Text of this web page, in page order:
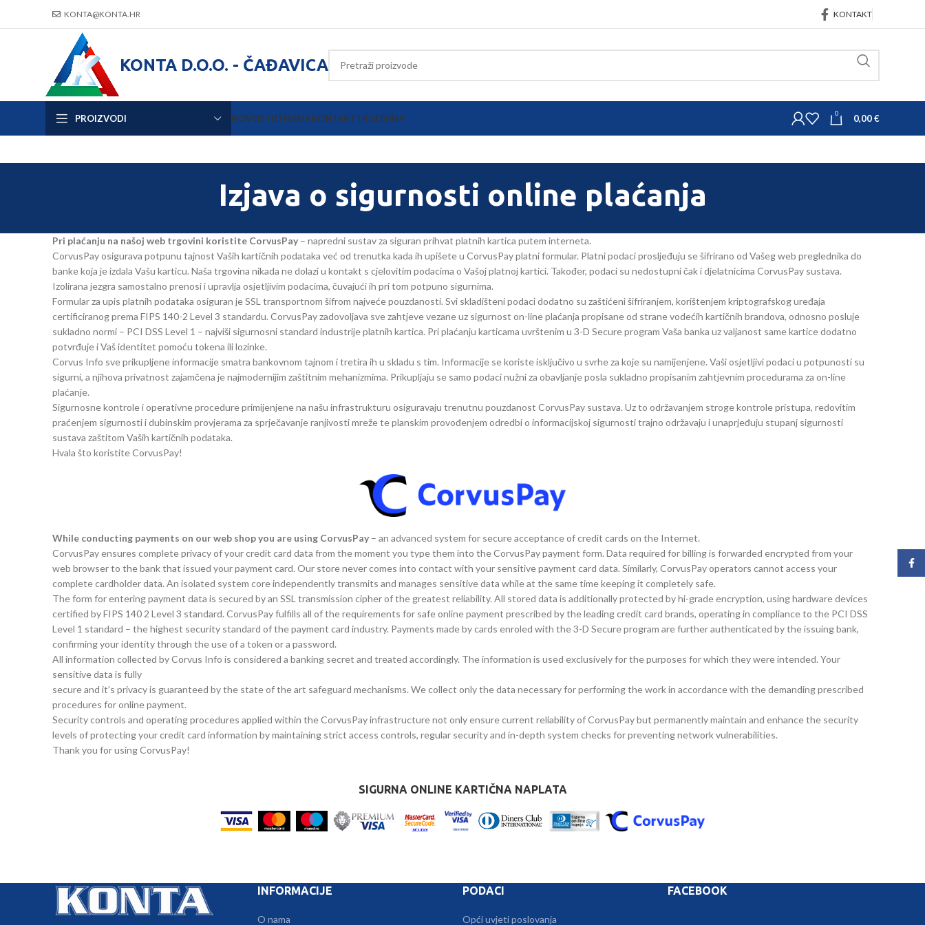
KONTA@KONTA.HR KONTAKT
KONTA D.O.O. - ČAĐAVICA
PROIZVODI NOVOSTIO NAMAKONTAKTTRGOVINA 0 0,00€
Izjava o sigurnosti online plaćanja
Pri plaćanju na našoj web trgovini koristite CorvusPay – napredni sustav za siguran prihvat platnih kartica putem interneta.
CorvusPay osigurava potpunu tajnost Vaših kartičnih podataka već od trenutka kada ih upišete u CorvusPay platni formular. Platni podaci prosljeđuju se šifrirano od Vašeg web preglednika do
banke koja je izdala Vašu karticu. Naša trgovina nikada ne dolazi u kontakt s cjelovitim podacima o Vašoj platnoj kartici. Također, podaci su nedostupni čak i djelatnicima CorvusPay sustava.
Izolirana jezgra samostalno prenosi i upravlja osjetljivim podacima, čuvajući ih pri tom potpuno sigurnima.
Formular za upis platnih podataka osiguran je SSL transportnom šifrom najveće pouzdanosti. Svi skladišteni podaci dodatno su zaštićeni šifriranjem, korištenjem kriptografskog uređaja
certificiranog prema FIPS 140-2 Level 3 standardu. CorvusPay zadovoljava sve zahtjeve vezane uz sigurnost on-line plaćanja propisane od strane vodećih kartičnih brandova, odnosno posluje
sukladno normi – PCI DSS Level 1 – najviši sigurnosni standard industrije platnih kartica. Pri plaćanju karticama uvrštenim u 3-D Secure program Vaša banka uz valjanost same kartice dodatno
potvrđuje i Vaš identitet pomoću tokena ili lozinke.
Corvus Info sve prikupljene informacije smatra bankovnom tajnom i tretira ih u skladu s tim. Informacije se koriste isključivo u svrhe za koje su namijenjene. Vaši osjetljivi podaci u potpunosti su
sigurni, a njihova privatnost zajamčena je najmodernijim zaštitnim mehanizmima. Prikupljaju se samo podaci nužni za obavljanje posla sukladno propisanim zahtjevnim procedurama za on-line
plaćanje.
Sigurnosne kontrole i operativne procedure primijenjene na našu infrastrukturu osiguravaju trenutnu pouzdanost CorvusPay sustava. Uz to održavanjem stroge kontrole pristupa, redovitim
praćenjem sigurnosti i dubinskim provjerama za sprječavanje ranjivosti mreže te planskim provođenjem odredbi o informacijskoj sigurnosti trajno održavaju i unaprjeđuju stupanj sigurnosti
sustava zaštitom Vaših kartičnih podataka.
Hvala što koristite CorvusPay!
While conducting payments on our web shop you are using CorvusPay – an advanced system for secure acceptance of credit cards on the Internet.
CorvusPay ensures complete privacy of your credit card data from the moment you type them into the CorvusPay payment form. Data required for billing is forwarded encrypted from your
web browser to the bank that issued your payment card. Our store never comes into contact with your sensitive payment card data. Similarly, CorvusPay operators cannot access your
complete cardholder data. An isolated system core independently transmits and manages sensitive data while at the same time keeping it completely safe.
The form for entering payment data is secured by an SSL transmission cipher of the greatest reliability. All stored data is additionally protected by hi-grade encryption, using hardware devices
certified by FIPS 140 2 Level 3 standard. CorvusPay fulfills all of the requirements for safe online payment prescribed by the leading credit card brands, operating in compliance to the PCI DSS
Level 1 standard – the highest security standard of the payment card industry. Payments made by cards enroled with the 3-D Secure program are further authenticated by the issuing bank,
confirming your identity through the use of a token or a password.
All information collected by Corvus Info is considered a banking secret and treated accordingly. The information is used exclusively for the purposes for which they were intended. Your
sensitive data is fully
secure and it’s privacy is guaranteed by the state of the art safeguard mechanisms. We collect only the data necessary for performing the work in accordance with the demanding prescribed
procedures for online payment.
Security controls and operating procedures applied within the CorvusPay infrastructure not only ensure current reliability of CorvusPay but permanently maintain and enhance the security
levels of protecting your credit card information by maintaining strict access controls, regular security and in-depth system checks for preventing network vulnerabilities.
Thank you for using CorvusPay!
SIGURNA ONLINE KARTIČNA NAPLATA
INFORMACIJE
O nama
PODACI
Opći uvjeti poslovanja
FACEBOOK